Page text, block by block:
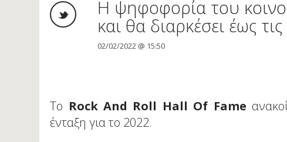
Η ψηφοφορία του
και θα διαρκέσει έως
02/02/2022 @ 15:50
To Rock And Roll Hall Of Fame
ένταξη για το 2022.